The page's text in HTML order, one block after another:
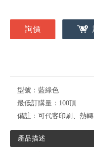
詢價
型號： 藍綠色
最低訂購量： 100頂
備註： 可代客印刷、熱
產品描述